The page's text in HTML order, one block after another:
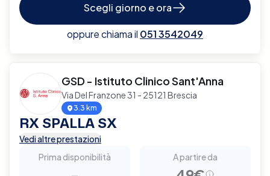
Scegli giorno e ora
oppure chiama il 051 3542049
GSD - Istituto Clinico Sant'Anna
Via Del Franzone 31 - 25121 Brescia
3.3 km
RX SPALLA SX
Vedi altre prestazioni
Prima disponibilità
A partire da